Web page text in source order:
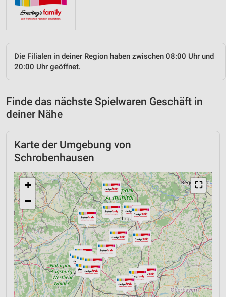
Die Filialen in deiner Region haben zwischen 08:00 Uhr und
20:00 Uhr geöffnet.
Finde das nächste Spielwaren Geschäft in
deiner Nähe
Karte der Umgebung von
Schrobenhausen
⛶
+
−